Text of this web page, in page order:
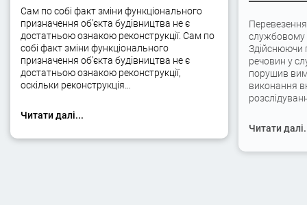
Сам по собі факт зміни функціонального
призначення об’єкта будівництва не є
достатньою ознакою реконструкції. Сам по
собі факт зміни функціонального
призначення об’єкта будівництва не є
достатньою ознакою реконструкції,
оскільки реконструкція…
Читати далі...
службовому
Здійснюючи
речовин у
порушив
виконання
Читати